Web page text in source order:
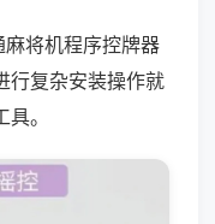
将机程序控牌器
行复杂安装操作就
。